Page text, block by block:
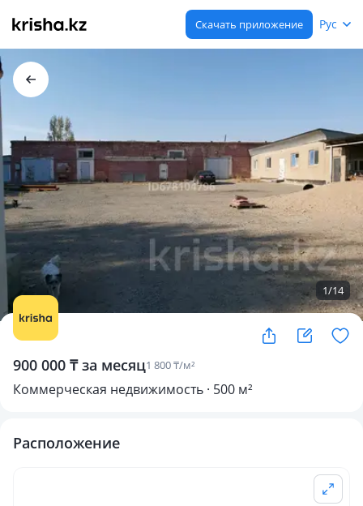
Скачать приложение Рус
1/14
900 000 ₸ за месяц1 800 ₸/м²
Коммерческая недвижимость · 500 м²
Расположение